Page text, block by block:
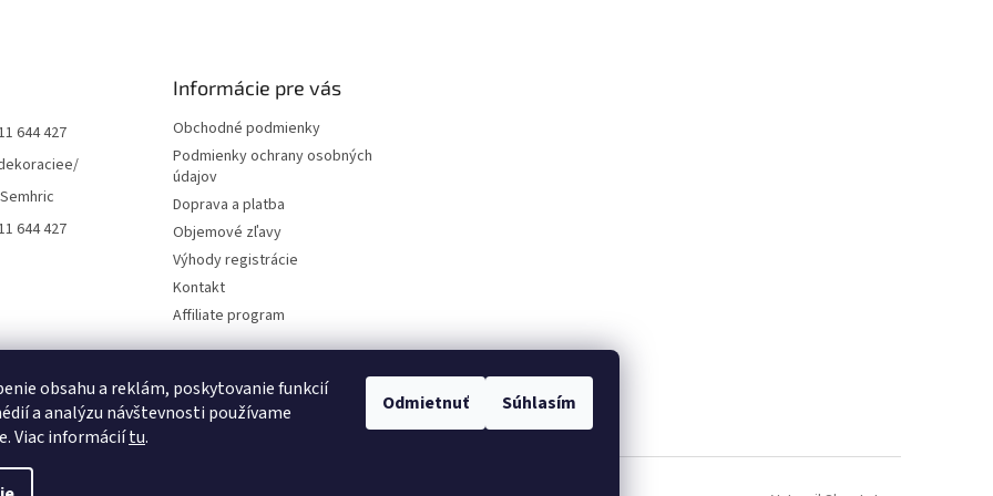
obsahu a reklám, poskytovanie funkcií
a analýzu návštevnosti používame
Viac informáciítu.
Odmietnuť Súhlasím
644 427
644 427
Informácie pre vás
Obchodné podmienky
Podmienky ochrany osobných
údajov
Doprava a platba
Objemové zľavy
Výhody registrácie
Kontakt
Affiliate program